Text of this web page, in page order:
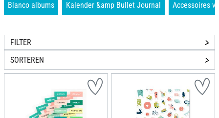
Blanco albums Kalender &amp Bullet Journal Accessoires
FILTER
SORTEREN